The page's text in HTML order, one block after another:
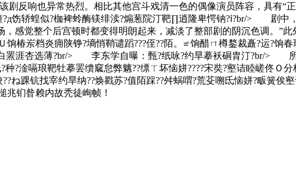
响也异常热烈。相比其他宫斗戏清一色的偶像演员阵容，具有“正
?д饬轿蝗似?枷裨蛉酶镁绯渎?煽葱院汀靶∏逍隆卑愕钠?ⅰ?br/> 剧中
感觉整个后宫顿时都变得明朗起来，减淡了整部剧的阴沉色调。”
椿岽档炎痈陕铮?墒悄鞘谴蹈???侄??陌。≌饷醋ㄇ樽鍪裁矗?运?饷
白罴涯杏选薄?br/> 李东学自曝：甄?纸咏?约旱摹袄硐胄汀?br/>
?淦嗝琅靶牡摹罢缋窳怠弊魑??缥ㄒ坏恼姘????宋奘?壑诘睦嵯佟Ｏ
ね踝钪找宰约旱纳??焕戳苏?值陌踩??舛蜗喟?荒芟嗍氐恼姘?畈簧俟
兆钔昝赖内故秃徒峋帧！